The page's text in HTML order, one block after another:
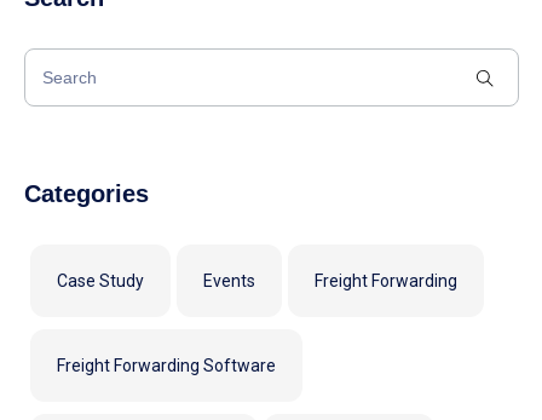
Categories
Case Study Events Freight Forwarding
Freight Forwarding Software